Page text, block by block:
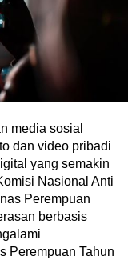
media sosial
dan video pribadi
yang semakin
Nasional Anti
Perempuan
berbasis
Perempuan Tahun